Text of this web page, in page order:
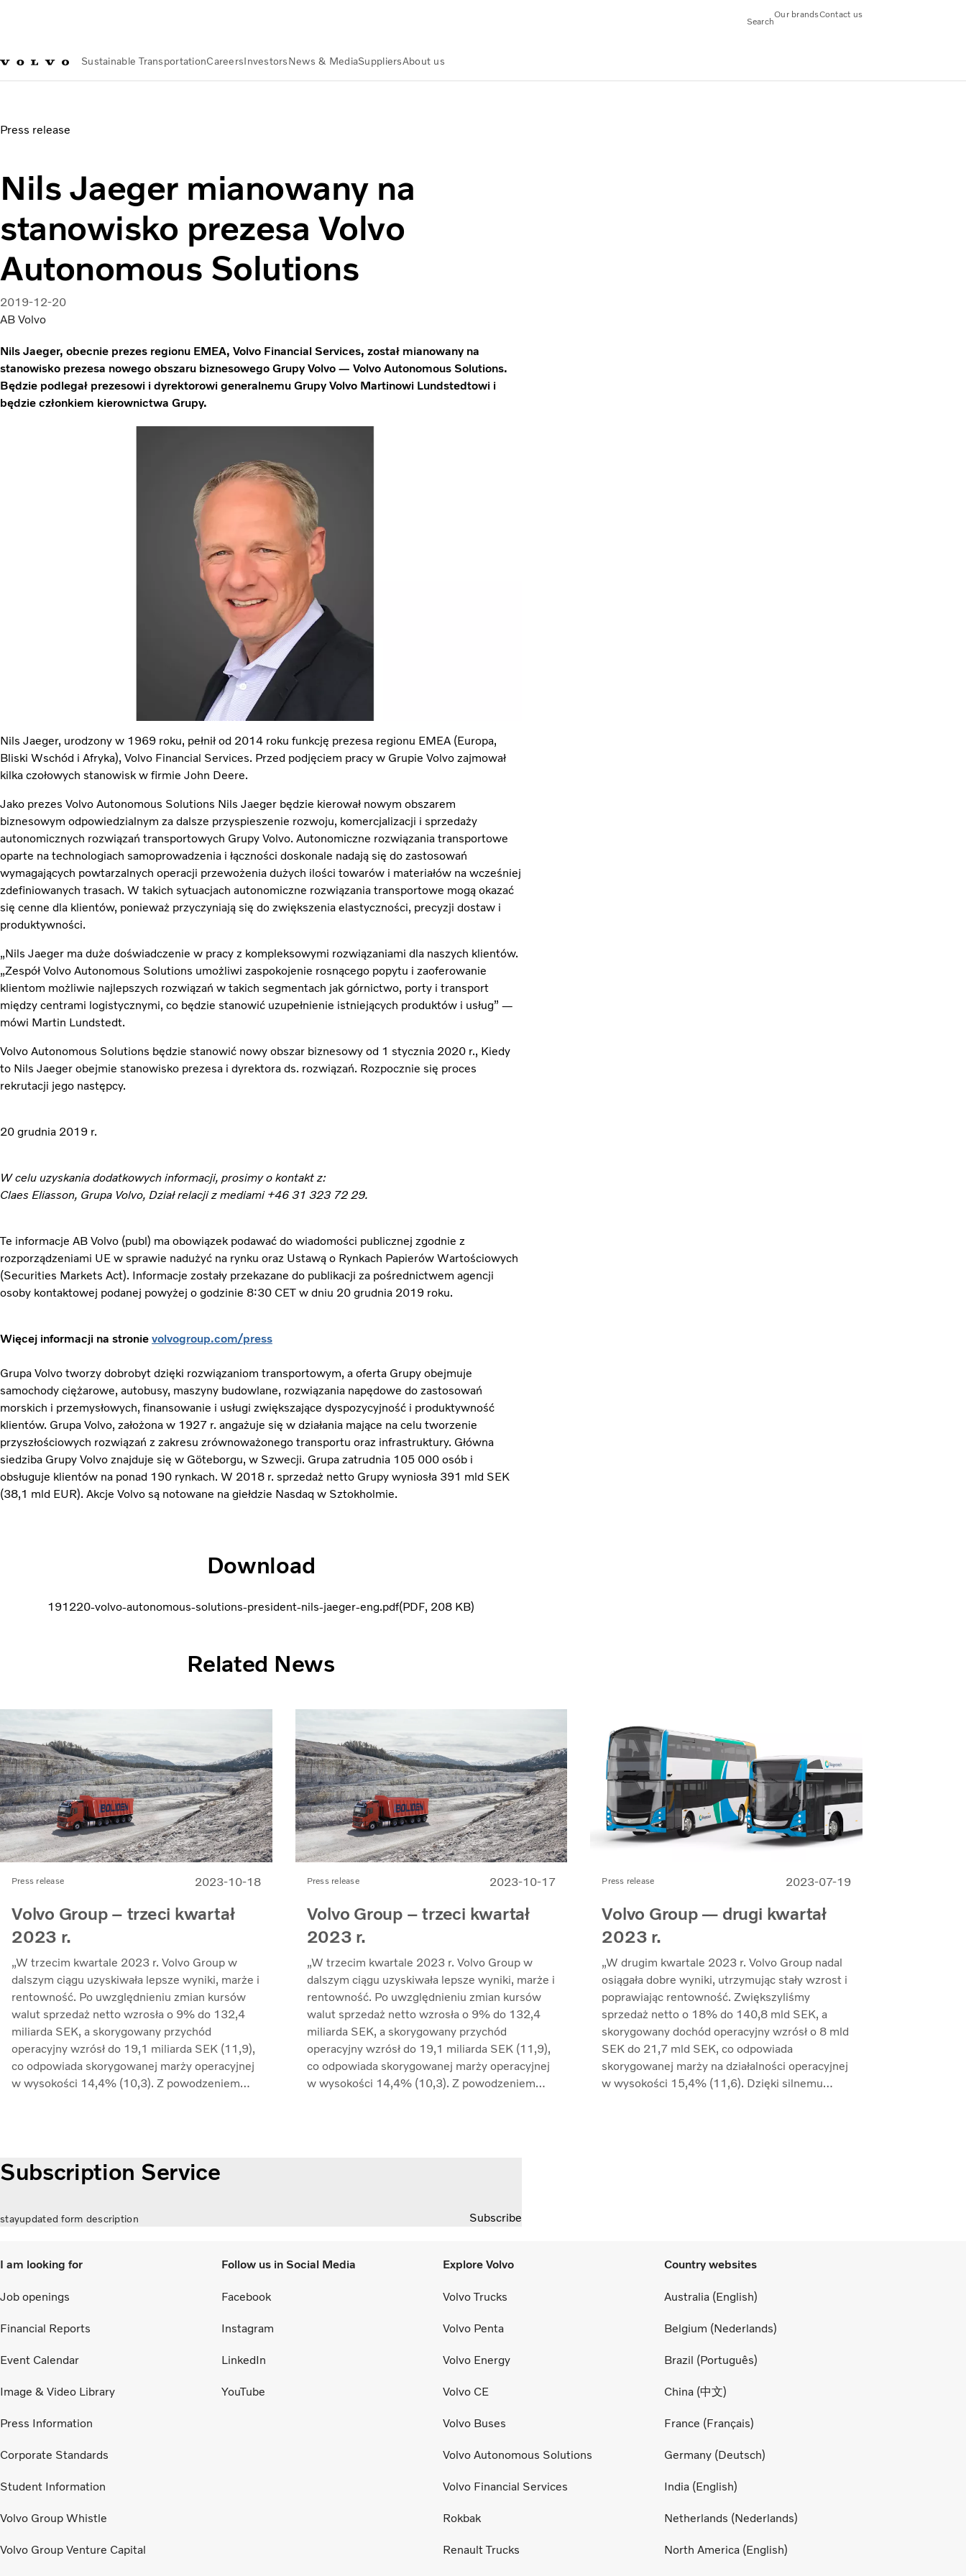
Search
Our brandsContact us
Sustainable TransportationCareersInvestorsNews & MediaSuppliersAbout us
Press release
Nils Jaeger mianowany na
stanowisko prezesa Volvo
Autonomous Solutions
2019-12-20
AB Volvo
Nils Jaeger, obecnie prezes regionu EMEA, Volvo Financial Services, został mianowany na
stanowisko prezesa nowego obszaru biznesowego Grupy Volvo — Volvo Autonomous Solutions.
Będzie podlegał prezesowi i dyrektorowi generalnemu Grupy Volvo Martinowi Lundstedtowi i
będzie członkiem kierownictwa Grupy.
Nils Jaeger, urodzony w 1969 roku, pełnił od 2014 roku funkcję prezesa regionu EMEA (Europa,
Bliski Wschód i Afryka), Volvo Financial Services. Przed podjęciem pracy w Grupie Volvo zajmował
kilka czołowych stanowisk w firmie John Deere.
Jako prezes Volvo Autonomous Solutions Nils Jaeger będzie kierował nowym obszarem
biznesowym odpowiedzialnym za dalsze przyspieszenie rozwoju, komercjalizacji i sprzedaży
autonomicznych rozwiązań transportowych Grupy Volvo. Autonomiczne rozwiązania transportowe
oparte na technologiach samoprowadzenia i łączności doskonale nadają się do zastosowań
wymagających powtarzalnych operacji przewożenia dużych ilości towarów i materiałów na wcześniej
zdefiniowanych trasach. W takich sytuacjach autonomiczne rozwiązania transportowe mogą okazać
się cenne dla klientów, ponieważ przyczyniają się do zwiększenia elastyczności, precyzji dostaw i
produktywności.
„Nils Jaeger ma duże doświadczenie w pracy z kompleksowymi rozwiązaniami dla naszych klientów.
„Zespół Volvo Autonomous Solutions umożliwi zaspokojenie rosnącego popytu i zaoferowanie
klientom możliwie najlepszych rozwiązań w takich segmentach jak górnictwo, porty i transport
między centrami logistycznymi, co będzie stanowić uzupełnienie istniejących produktów i usług” —
mówi Martin Lundstedt.
Volvo Autonomous Solutions będzie stanowić nowy obszar biznesowy od 1 stycznia 2020 r., Kiedy
to Nils Jaeger obejmie stanowisko prezesa i dyrektora ds. rozwiązań. Rozpocznie się proces
rekrutacji jego następcy.
20 grudnia 2019 r.
W celu uzyskania dodatkowych informacji, prosimy o kontakt z:
Claes Eliasson, Grupa Volvo, Dział relacji z mediami +46 31 323 72 29.
Te informacje AB Volvo (publ) ma obowiązek podawać do wiadomości publicznej zgodnie z
rozporządzeniami UE w sprawie nadużyć na rynku oraz Ustawą o Rynkach Papierów Wartościowych
(Securities Markets Act). Informacje zostały przekazane do publikacji za pośrednictwem agencji
osoby kontaktowej podanej powyżej o godzinie 8:30 CET w dniu 20 grudnia 2019 roku.
Więcej informacji na stronie volvogroup.com/press
Grupa Volvo tworzy dobrobyt dzięki rozwiązaniom transportowym, a oferta Grupy obejmuje
samochody ciężarowe, autobusy, maszyny budowlane, rozwiązania napędowe do zastosowań
morskich i przemysłowych, finansowanie i usługi zwiększające dyspozycyjność i produktywność
klientów. Grupa Volvo, założona w 1927 r. angażuje się w działania mające na celu tworzenie
przyszłościowych rozwiązań z zakresu zrównoważonego transportu oraz infrastruktury. Główna
siedziba Grupy Volvo znajduje się w Göteborgu, w Szwecji. Grupa zatrudnia 105 000 osób i
obsługuje klientów na ponad 190 rynkach. W 2018 r. sprzedaż netto Grupy wyniosła 391 mld SEK
(38,1 mld EUR). Akcje Volvo są notowane na giełdzie Nasdaq w Sztokholmie.
Download
191220-volvo-autonomous-solutions-president-nils-jaeger-eng.pdf PDF 208 KB
Related News
Press release 2023-10-18
Volvo Group – trzeci kwartał
2023 r.
„W trzecim kwartale 2023 r. Volvo Group w
dalszym ciągu uzyskiwała lepsze wyniki, marże i
rentowność. Po uwzględnieniu zmian kursów
walut sprzedaż netto wzrosła o 9% do 132,4
miliarda SEK, a skorygowany przychód
operacyjny wzrósł do 19,1 miliarda SEK (11,9),
co odpowiada skorygowanej marży operacyjnej
w wysokości 14,4% (10,3). Z powodzeniem
(27,4)” – mówi Martin Lundstedt, prezes i
dyrektor generalny.
Press release 2023-10-17
Volvo Group – trzeci kwartał
2023 r.
„W trzecim kwartale 2023 r. Volvo Group w
dalszym ciągu uzyskiwała lepsze wyniki, marże i
rentowność. Po uwzględnieniu zmian kursów
walut sprzedaż netto wzrosła o 9% do 132,4
miliarda SEK, a skorygowany przychód
operacyjny wzrósł do 19,1 miliarda SEK (11,9),
co odpowiada skorygowanej marży operacyjnej
w wysokości 14,4% (10,3). Z powodzeniem
Press release 2023-07-19
Volvo Group — drugi kwartał
2023 r.
„W drugim kwartale 2023 r. Volvo Group nadal
osiągała dobre wyniki, utrzymując stały wzrost i
poprawiając rentowność. Zwiększyliśmy
sprzedaż netto o 18% do 140,8 mld SEK, a
skorygowany dochód operacyjny wzrósł o 8 mld
SEK do 21,7 mld SEK, co odpowiada
skorygowanej marży na działalności operacyjnej
w wysokości 15,4% (11,6). Dzięki silnemu
Subscription Service
stayupdated form description Subscribe
I am looking for
Job openings
Financial Reports
Event Calendar
Image & Video Library
Press Information
Corporate Standards
Student Information
Volvo Group Whistle
Volvo Group Venture Capital
Follow us in Social Media
Facebook
Instagram
LinkedIn
YouTube
Explore Volvo
Volvo Trucks
Volvo Penta
Volvo Energy
Volvo CE
Volvo Buses
Volvo Autonomous Solutions
Volvo Financial Services
Rokbak
Renault Trucks
Country websites
Australia (English)
Belgium (Nederlands)
Brazil (Português)
China (中文)
France (Français)
Germany (Deutsch)
India (English)
Netherlands (Nederlands)
North America (English)